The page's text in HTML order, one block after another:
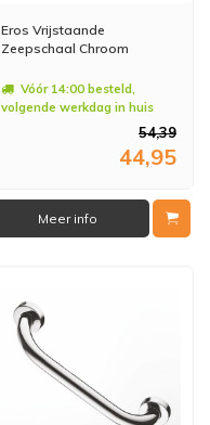
Eros Vrijstaande
Zeepschaal Chroom
Vóór 14:00 besteld,
volgende werkdag in huis
54,39
44,95
Meer info